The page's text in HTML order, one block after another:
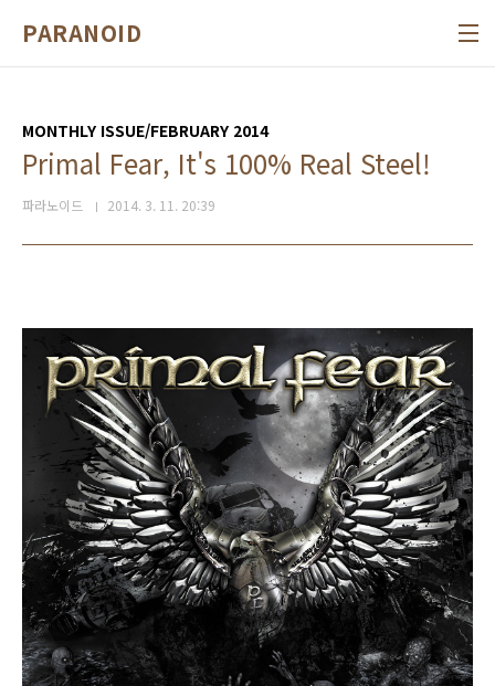
PARANOID
MONTHLY ISSUE/FEBRUARY 2014
Primal Fear, It's 100% Real Steel!
파라노이드 2014. 3. 11. 20:39